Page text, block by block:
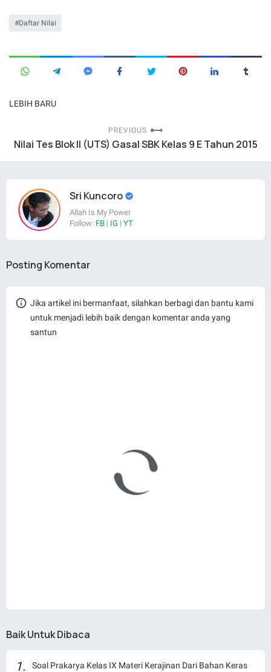
Daftar Nilai
LEBIH BARU
PREVIOUS
Nilai Tes Blok II (UTS) Gasal SBK Kelas 9 E Tahun 2015
Sri Kuncoro
Allah Is My Power
Follow: FB | IG | YT
Posting Komentar
Jika artikel ini bermanfaat, silahkan berbagi dan bantu kami
untuk menjadi lebih baik dengan komentar anda yang
santun
Baik Untuk Dibaca
Soal Prakarya Kelas IX Materi Kerajinan Dari Bahan Keras